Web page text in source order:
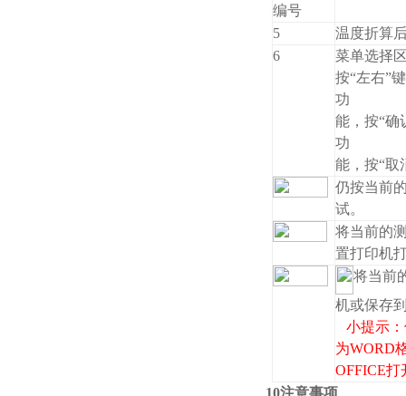
编号
5
温度折算
6
菜单选择
按“左右”
功
能，按“确
功
能，按“取
仍按当前
试。
将当前的
置打印机
将当前
机或保存
小提示：
为WORD
OFFICE
10注意事项